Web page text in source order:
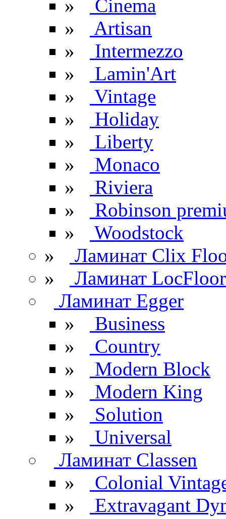
»
Cinema
»
Artisan
»
Intermezzo
»
Lamin'Art
»
Vintage
»
Holiday
»
Liberty
»
Monaco
»
Riviera
»
Robinson
»
Woodstock
»
Ламинат Clix
»
Ламинат LocFloor
Ламинат Egger
»
Business
»
Country
»
Modern Block
»
Modern King
»
Solution
»
Universal
Ламинат Classen
»
Colonial
»
Extravagant